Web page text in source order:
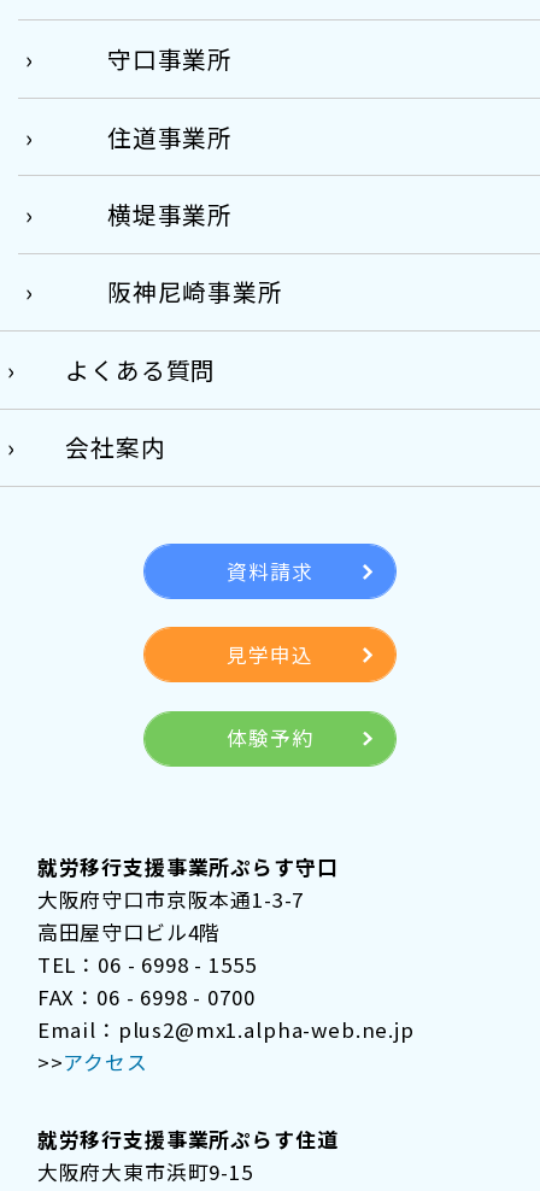
守口事業所
住道事業所
横堤事業所
阪神尼崎事業所
よくある質問
会社案内
資料請求
見学申込
体験予約
就労移行支援事業所ぷらす守口
大阪府守口市京阪本通1-3-7
高田屋守口ビル4階
TEL：06 - 6998 - 1555
FAX：06 - 6998 - 0700
Email：plus2@mx1.alpha-web.ne.jp
>>アクセス
就労移行支援事業所ぷらす住道
大阪府大東市浜町9-15